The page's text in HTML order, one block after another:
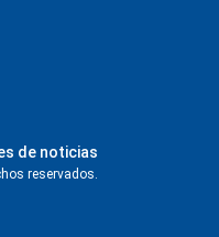
de noticias
reservados.